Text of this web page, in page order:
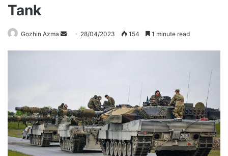
Tank
Gozhin Azma
Send 28/04/2023 154 1 minute read